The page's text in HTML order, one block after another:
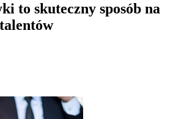
to skuteczny sposób na